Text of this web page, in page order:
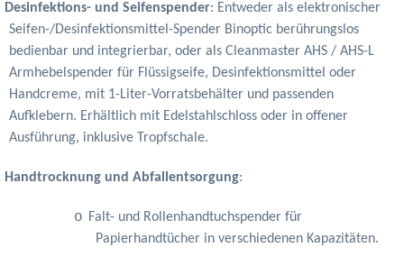
Desinfektions- und Seifenspender: Entweder als elektronischer
Seifen-/Desinfektionsmittel-Spender Binoptic berührungslos
bedienbar und integrierbar, oder als Cleanmaster AHS / AHS-L
Armhebelspender für Flüssigseife, Desinfektionsmittel oder
Handcreme, mit 1-Liter-Vorratsbehälter und passenden
Aufklebern. Erhältlich mit Edelstahlschloss oder in offener
Ausführung, inklusive Tropfschale.
Handtrocknung und Abfallentsorgung:
o Falt- und Rollenhandtuchspender für
Papierhandtücher in verschiedenen Kapazitäten.